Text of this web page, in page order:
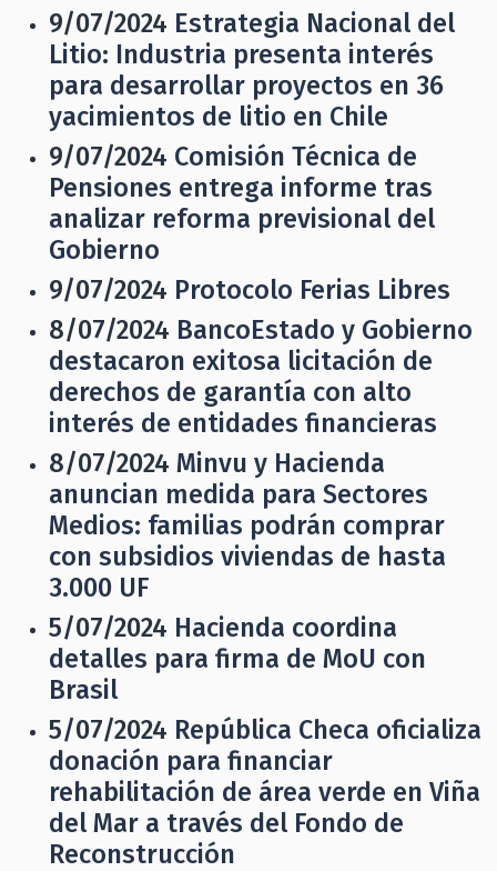
9/07/2024 Estrategia Nacional del
Litio: Industria presenta interés
para desarrollar proyectos en 36
yacimientos de litio en Chile
9/07/2024 Comisión Técnica de
Pensiones entrega informe tras
analizar reforma previsional del
Gobierno
9/07/2024 Protocolo Ferias Libres
8/07/2024 BancoEstado y Gobierno
destacaron exitosa licitación de
derechos de garantía con alto
interés de entidades financieras
8/07/2024 Minvu y Hacienda
anuncian medida para Sectores
Medios: familias podrán comprar
con subsidios viviendas de hasta
3.000 UF
5/07/2024 Hacienda coordina
detalles para firma de MoU con
Brasil
5/07/2024 República Checa oficializa
donación para financiar
rehabilitación de área verde en Viña
del Mar a través del Fondo de
Reconstrucción